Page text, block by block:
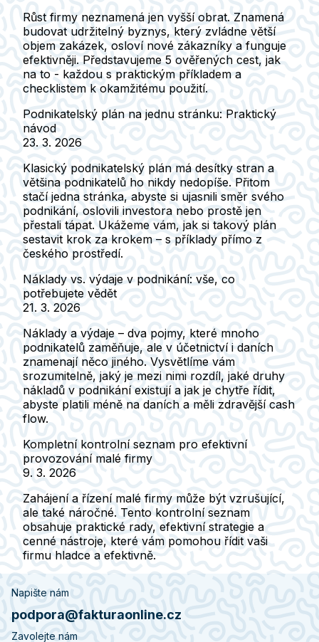
Růst firmy neznamená jen vyšší obrat. Znamená
budovat udržitelný byznys, který zvládne větší
objem zakázek, osloví nové zákazníky a funguje
efektivněji. Představujeme 5 ověřených cest, jak
na to - každou s praktickým příkladem a
checklistem k okamžitému použití.
Podnikatelský plán na jednu stránku: Praktický
návod
23. 3. 2026
Klasický podnikatelský plán má desítky stran a
většina podnikatelů ho nikdy nedopíše. Přitom
stačí jedna stránka, abyste si ujasnili směr svého
podnikání, oslovili investora nebo prostě jen
přestali tápat. Ukážeme vám, jak si takový plán
sestavit krok za krokem – s příklady přímo z
českého prostředí.
Náklady vs. výdaje v podnikání: vše, co
potřebujete vědět
21. 3. 2026
Náklady a výdaje – dva pojmy, které mnoho
podnikatelů zaměňuje, ale v účetnictví i daních
znamenají něco jiného. Vysvětlíme vám
srozumitelně, jaký je mezi nimi rozdíl, jaké druhy
nákladů v podnikání existují a jak je chytře řídit,
abyste platili méně na daních a měli zdravější cash
flow.
Kompletní kontrolní seznam pro efektivní
provozování malé firmy
9. 3. 2026
Zahájení a řízení malé firmy může být vzrušující,
ale také náročné. Tento kontrolní seznam
obsahuje praktické rady, efektivní strategie a
cenné nástroje, které vám pomohou řídit vaši
firmu hladce a efektivně.
Napište nám
podpora@fakturaonline.cz
Zavolejte nám